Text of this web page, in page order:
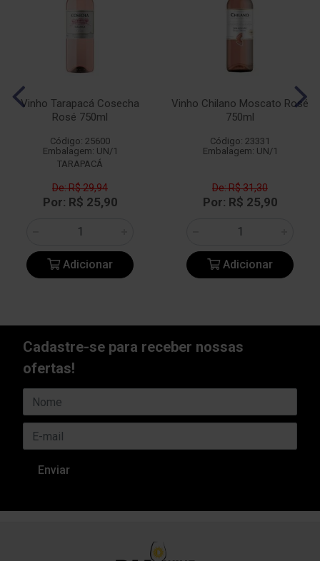
Vinho Tarapacá Cosecha
Rosé 750ml
Código: 25600
Embalagem: UN/1
TARAPACÁ
De: R$ 29,94
Por: R$ 25,90
Adicionar
Vinho Chilano Moscato Rosé
750ml
Código: 23331
Embalagem: UN/1
De: R$ 31,30
Por: R$ 25,90
Adicionar
Cadastre-se para receber nossas
ofertas!